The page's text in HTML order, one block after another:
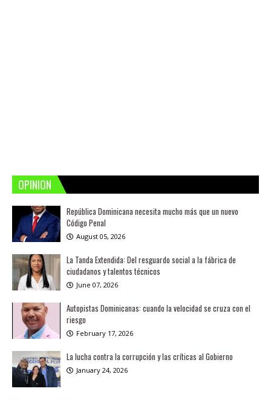
OPINION
República Dominicana necesita mucho más que un nuevo
Código Penal
August 05, 2026
La Tanda Extendida: Del resguardo social a la fábrica de
ciudadanos y talentos técnicos
June 07, 2026
Autopistas Dominicanas: cuando la velocidad se cruza con el
riesgo
February 17, 2026
La lucha contra la corrupción y las críticas al Gobierno
January 24, 2026